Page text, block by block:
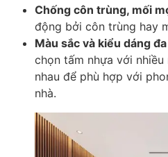
Chống côn trùng, mối
động bởi côn trùng hay
Màu sắc và kiểu dáng
chọn tấm nhựa với
nhau để phù hợp với
nhà.